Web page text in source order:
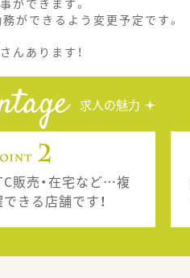
ができます。
ができるよう変更予定です。
んあります！
求人の魅力
販売・在宅など…複
きる店舗です！